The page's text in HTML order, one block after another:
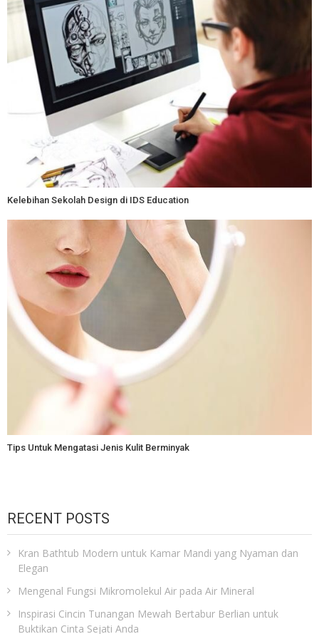
Kelebihan Sekolah Design di IDS Education
Tips Untuk Mengatasi Jenis Kulit Berminyak
RECENT POSTS
Kran Bathtub Modern untuk Kamar Mandi yang Nyaman dan
Elegan
Mengenal Fungsi Mikromolekul Air pada Air Mineral
Inspirasi Cincin Tunangan Mewah Bertabur Berlian untuk
Buktikan Cinta Sejati Anda